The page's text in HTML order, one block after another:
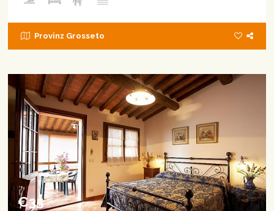
Provinz Grosseto
€35